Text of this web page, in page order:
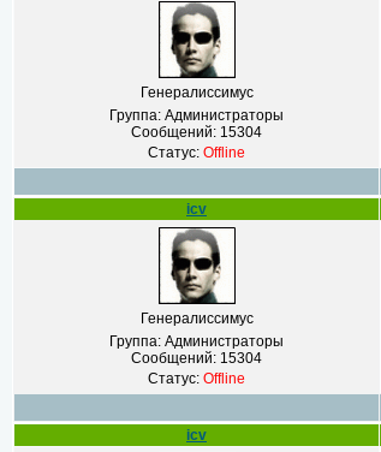
Генералиссимус
Группа: Администраторы
Сообщений: 15304
Статус: Offline
icv
Генералиссимус
Группа: Администраторы
Сообщений: 15304
Статус: Offline
icv